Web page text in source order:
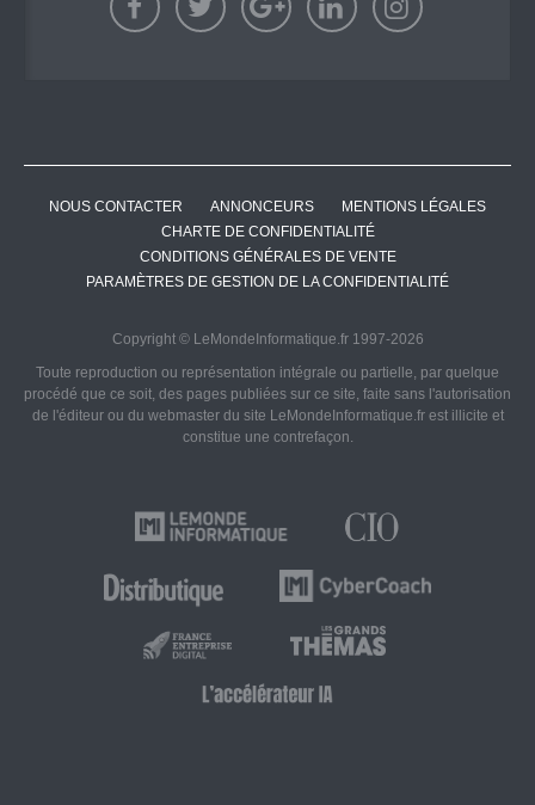
NOUS CONTACTER ANNONCEURS
MENTIONS LÉGALES
CHARTE DE CONFIDENTIALITÉ
CONDITIONS GÉNÉRALES DE VENTE
PARAMÈTRES DE GESTION DE LA CONFIDENTIALITÉ
Copyright © LeMondeInformatique.fr 1997-2026
Toute reproduction ou représentation intégrale ou partielle, par quelque
procédé que ce soit, des pages publiées sur ce site, faite sans l'autorisation
de l'éditeur ou du webmaster du site LeMondeInformatique.fr est illicite et
constitue une contrefaçon.